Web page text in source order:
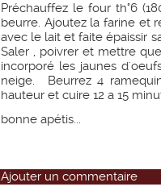
Préchauffez le four th°6
beurre. Ajoutez la farine et
avec le lait et faite épaissir
Saler , poivrer et mettre
incorporé les jaunes
neige. Beurrez 4
hauteur et cuire 12 a 15
bonne apétis...
Ajouter un commentaire